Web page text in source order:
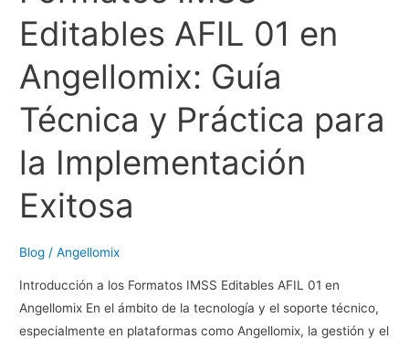
Editables AFIL 01 en
Angellomix: Guía
Técnica y Práctica para
la Implementación
Exitosa
Blog /Angellomix
Introducción a los Formatos IMSS Editables AFIL 01 en
Angellomix En el ámbito de la tecnología y el soporte técnico,
especialmente en plataformas como Angellomix, la gestión y el